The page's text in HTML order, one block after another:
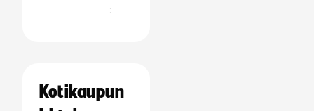
:
Kotikaupun